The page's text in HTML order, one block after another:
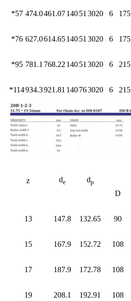
*57 474.0461.0714051 3020 6 175
*76 627.0614.6514051 3020 6 175
*95 781.1 768.22 14051 3020 6 215
*114934.3921.81 140763020 6 215
z de dp
D
13 147.8 132.65 90
15 167.9 152.72 108
17 187.9 172.78 108
19 208.1 192.91 108